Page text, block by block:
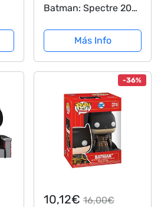
Batman: Spectre 2021
9,5 cm
Más Info
-36%
10,12€ 16,00€